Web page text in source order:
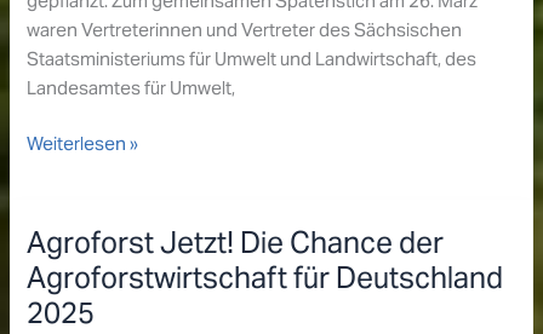
waren Vertreterinnen und Vertreter des Sächsischen
Staatsministeriums für Umwelt und Landwirtschaft, des
Landesamtes für Umwelt,
Pflanzung
größtem
Agroforstsystem
im
Wurzener
Weiterlesen »
Agroforst Jetzt! Die Chance der
Agroforstwirtschaft für Deutschland
2025